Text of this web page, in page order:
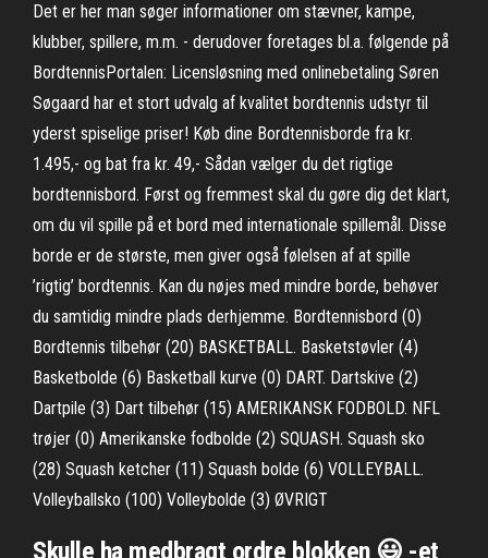
Det er her man søger informationer om stævner, kampe,
klubber, spillere, m.m. - derudover foretages bl.a. følgende på
BordtennisPortalen: Licensløsning med onlinebetaling Søren
Søgaard har et stort udvalg af kvalitet bordtennis udstyr til
yderst spiselige priser! Køb dine Bordtennisborde fra kr.
1.495,- og bat fra kr. 49,- Sådan vælger du det rigtige
bordtennisbord. Først og fremmest skal du gøre dig det klart,
om du vil spille på et bord med internationale spillemål. Disse
borde er de største, men giver også følelsen af at spille
’rigtig’ bordtennis. Kan du nøjes med mindre borde, behøver
du samtidig mindre plads derhjemme. Bordtennisbord (0)
Bordtennis tilbehør (20) BASKETBALL. Basketstøvler (4)
Basketbolde (6) Basketball kurve (0) DART. Dartskive (2)
Dartpile (3) Dart tilbehør (15) AMERIKANSK FODBOLD. NFL
trøjer (0) Amerikanske fodbolde (2) SQUASH. Squash sko
(28) Squash ketcher (11) Squash bolde (6) VOLLEYBALL.
Volleyballsko (100) Volleybolde (3) ØVRIGT
Skulle ha medbragt ordre blokken 😃 -et